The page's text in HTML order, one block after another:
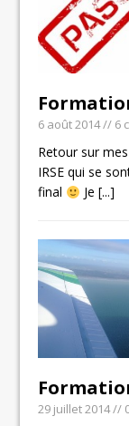
6 août 2014// 6
Retour sur
IRSE qui se
final
Je[...]
29 juillet 2014//